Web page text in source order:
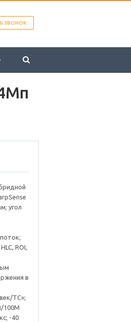
ЗВОНОК
угол
ROI,
в
ТС»;
100M
-40